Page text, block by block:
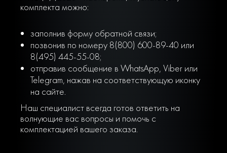
комплекта можно:
заполнив форму обратной связи;
позвонив по номеру 8(800) 600-89-40 или
8(495) 445-55-08;
отправив сообщение в WhatsApp, Viber или
Telegram, нажав на соответствующую иконку
на сайте.
Наш специалист всегда готов ответить на
волнующие вас вопросы и помочь с
комплектацией вашего заказа.